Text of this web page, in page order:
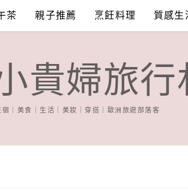
茶 親子推薦 烹飪料理 質感生
貴婦旅行
宿｜美食｜生活｜美妝｜穿搭｜歐洲旅遊部落客